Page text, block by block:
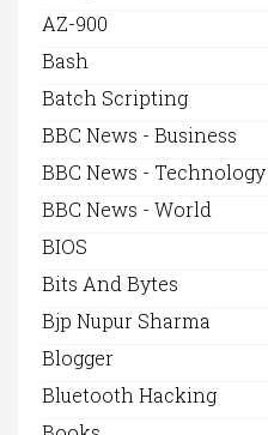
AZ-900
Bash
Batch Scripting
BBC News - Business
BBC News - Technology
BBC News - World
BIOS
Bits And Bytes
Bjp Nupur Sharma
Blogger
Bluetooth Hacking